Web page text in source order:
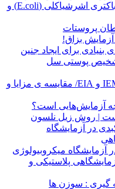
گونه های خطرناک باکتری اشرشیاکلی (E.coli) و
پروستات
بزاق!
بنیادی برای ایجاد جنین
پوستی سل
روش های الایزا IEMA و EIA/ مقایسه ی مزایا و
آزمایش‌هایی است؟
| روش زیل نلسون
در آزمایشگاه
آزمایشگاه میکروبیولوژی
پلاستیکی و
گیری : سوزن ها